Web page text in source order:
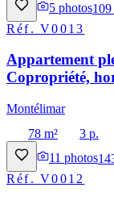
5 photos
Réf.V0013
Appartement
Copropriété,
Montélimar
78 m²
3 p.
11 photos
Réf.V0012